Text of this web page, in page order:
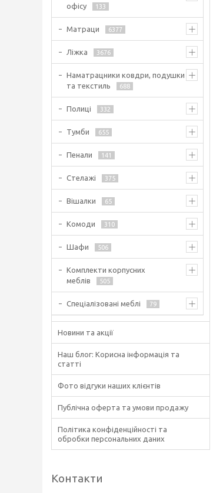
офісу
133
Матраци 6377
Ліжка 3676
Наматрацники ковдри, подушки
та текстиль
688
Полиці 332
Тумби 655
Пенали 141
Стелажі 375
Вішалки 65
Комоди 310
Шафи 506
Комплекти корпусних
меблів
505
Спеціалізовані меблі 79
Новини та акції
Наш блог: Корисна інформація та
статті
Фото відгуки наших клієнтів
Публічна оферта та умови продажу
Політика конфіденційності та
обробки персональних даних
Контакти